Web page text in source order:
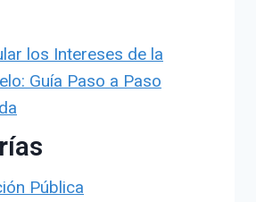
los Intereses de la
Guía Paso a Paso
Pública